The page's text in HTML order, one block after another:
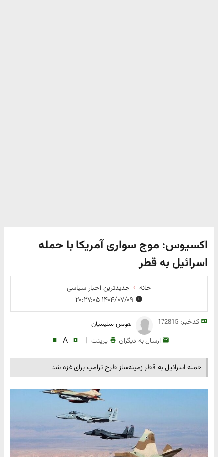
اکسیوس: موج سواری آمریکا با حمله
اسرائیل به قطر
خانه
جدیدترین اخبار سیاسی
کدخبر:172815 هومن سلیمیان
ارسال به دیگران پرینت |
A
حمله اسرائیل به قطر زمینه‌ساز طرح ترامپ برای غزه شد